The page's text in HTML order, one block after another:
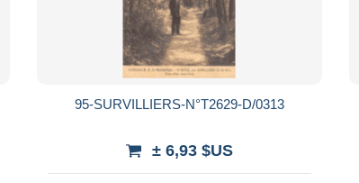
95-SURVILLIERS-N°T2629-D/0313
± 6,93 $US